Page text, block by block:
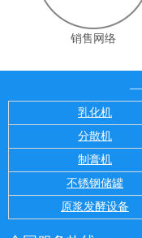
销售网络
乳化机
分散机
制膏机
不锈钢储罐
原浆发酵设备